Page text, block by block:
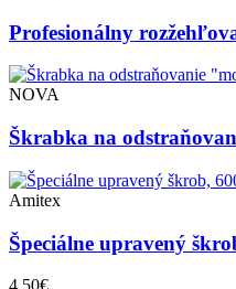
Profesionálny
NOVA
Škrabka na
Amitex
Špeciálne upravený